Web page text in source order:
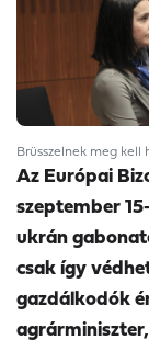
Brüsszelnek meg
Az Európai
szeptember
ukrán
csak így
gazdálkodók